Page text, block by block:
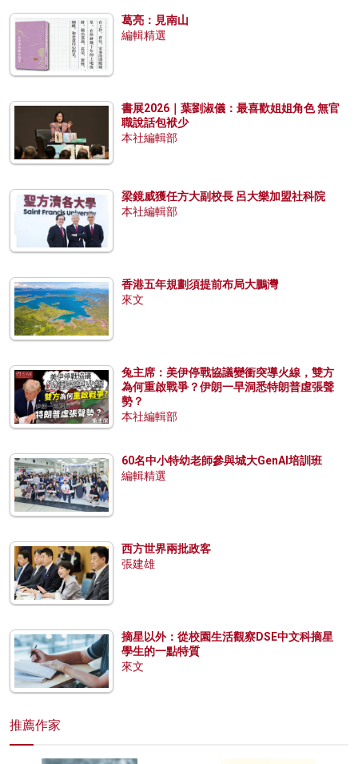
葛亮：見南山
編輯精選
書展2026｜葉劉淑儀：最喜歡姐姐角色 無官
職說話包袱少
本社編輯部
梁鏡威獲任方大副校長 呂大樂加盟社科院
本社編輯部
香港五年規劃須提前布局大鵬灣
來文
兔主席：美伊停戰協議變衝突導火線，雙方
為何重啟戰爭？伊朗一早洞悉特朗普虛張聲
勢？
本社編輯部
60名中小特幼老師參與城大GenAI培訓班
編輯精選
西方世界兩批政客
張建雄
摘星以外：從校園生活觀察DSE中文科摘星
學生的一點特質
來文
推薦作家